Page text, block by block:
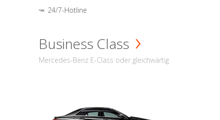
24/7-Hotline
Business Class
Mercedes-Benz E-Class oder gleichwärtig